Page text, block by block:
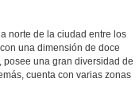
norte de la ciudad entre los
una dimensión de doce
posee una gran diversidad de
cuenta con varias zonas